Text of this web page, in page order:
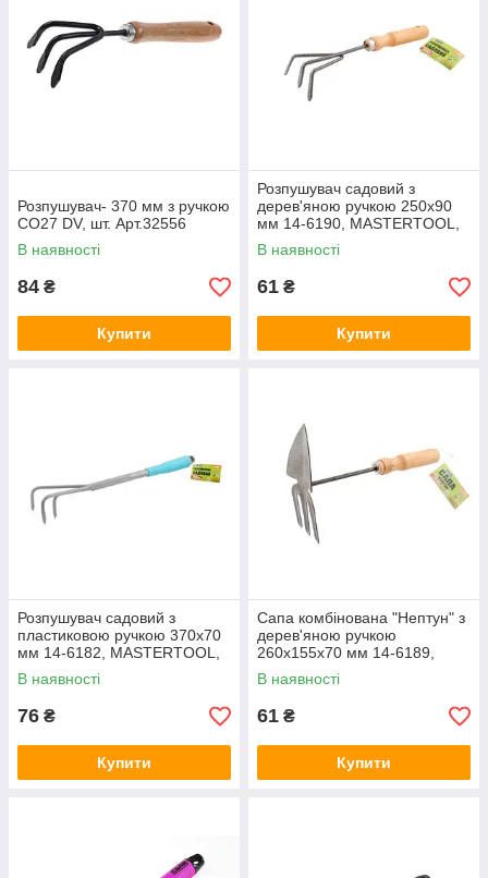
Розпушувач- 370 мм з ручкою
СО27 DV, шт. Арт.32556
В наявності
84 ₴
Купити
Розпушувач садовий з
дерев'яною ручкою 250х90
мм 14-6190, MASTERTOOL,
Арт.32566
В наявності
61 ₴
Купити
Розпушувач садовий з
пластиковою ручкою 370х70
мм 14-6182, MASTERTOOL,
Арт.51316
В наявності
76 ₴
Купити
Сапа комбінована "Нептун" з
дерев'яною ручкою
260х155х70 мм 14-6189,
MASTERTOOL, Арт.51315
В наявності
61 ₴
Купити